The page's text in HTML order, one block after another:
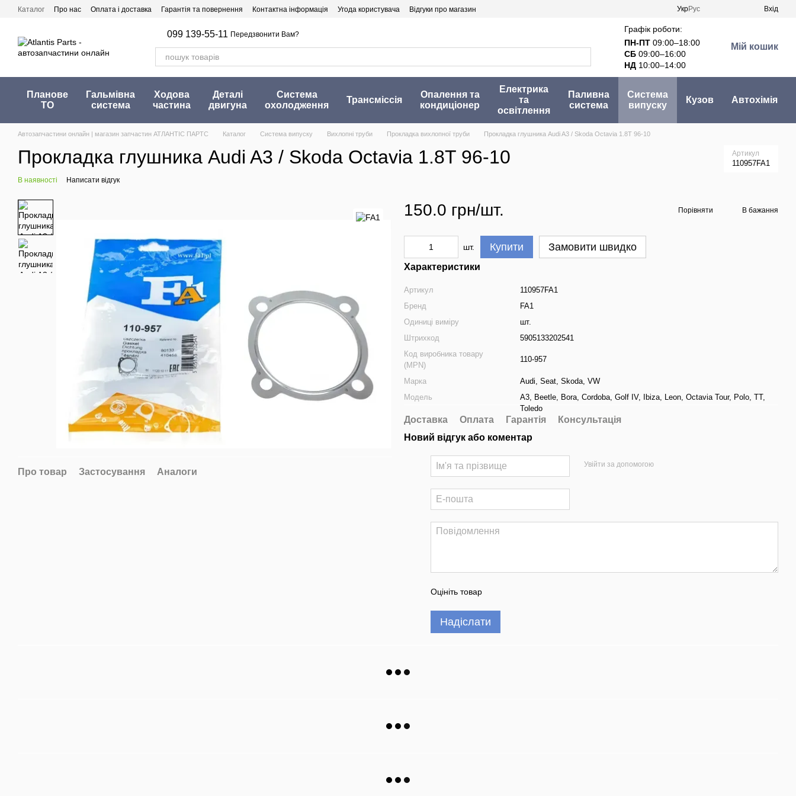
Перейти до основного контенту
Каталог Про нас Оплата і доставка Гарантія та повернення Контактна інформація Угода користувача Відгуки про магазин УкрРус Вхід
099 139-55-11 Передзвонити Вам?
Графік роботи:
ПН-ПТ 09:00–18:00
СБ 09:00–16:00
НД 10:00–14:00
Мій кошик
Планове
ТО
Гальмівна
система
Ходова
частина
Деталі
двигуна
Система
охолодження
Трансміссія
Опалення та
кондиціонер
Електрика
та
освітлення
Паливна
система
Система
випуску
Кузов Автохімія
Автозапчастини онлайн | магазин запчастин АТЛАНТІС ПАРТС Каталог Система випуску Вихлопні труби Прокладка вихлопної труби Прокладка глушника Audi A3 / Skoda Octavia 1.8T 96-10
Прокладка глушника Audi A3 / Skoda Octavia 1.8T 96-10 Артикул
110957FA1
В наявності Написати відгук
Про товар Застосування Аналоги
150.0 грн/шт. Порівняти В бажання
шт. Купити Замовити швидко
Характеристики
Артикул
110957FA1
Бренд
FA1
Одиниці виміру
шт.
Штрихкод
5905133202541
Код виробника товару
(MPN)
110-957
Марка Audi, Seat, Skoda, VW
Модель
A3, Beetle, Bora, Cordoba, Golf IV, Ibiza, Leon, Octavia Tour, Polo, TT,
Toledo
Доставка Оплата Гарантія
Консультація
Новий відгук або коментар
Увійти за допомогою
Оцініть товар
Надіслати